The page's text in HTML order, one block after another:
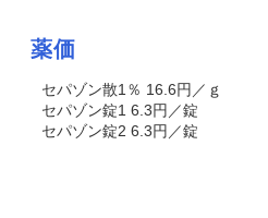
薬価
セパゾン散1％ 16.6円／ｇ
セパゾン錠1 6.3円／錠
セパゾン錠2 6.3円／錠